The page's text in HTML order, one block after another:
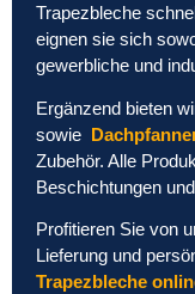
Trapezbleche
eignen sie sich
gewerbliche und
Ergänzend bieten
sowie
Zubehör. Alle
Beschichtungen
Profitieren Sie von
Lieferung und
Trapezbleche